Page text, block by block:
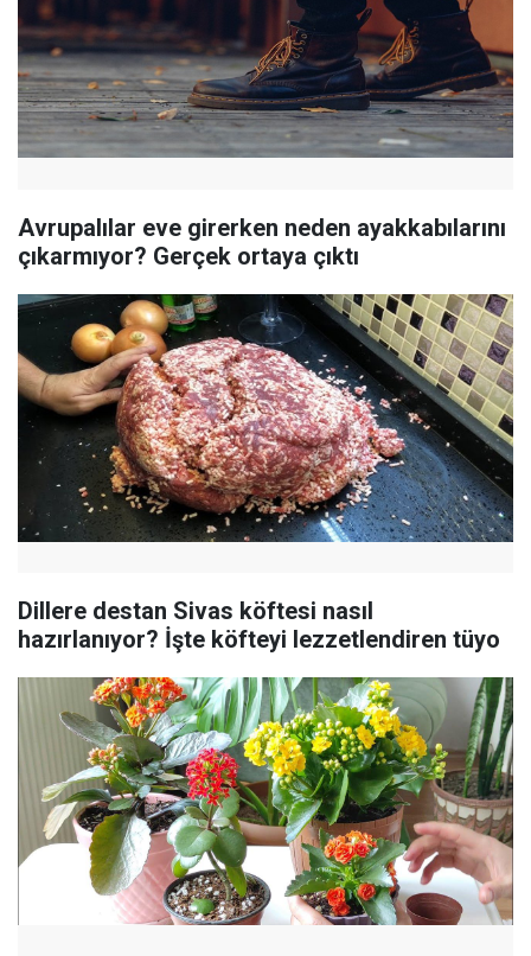
Avrupalılar eve girerken neden ayakkabılarını
çıkarmıyor? Gerçek ortaya çıktı
Dillere destan Sivas köftesi nasıl
hazırlanıyor? İşte köfteyi lezzetlendiren tüyo